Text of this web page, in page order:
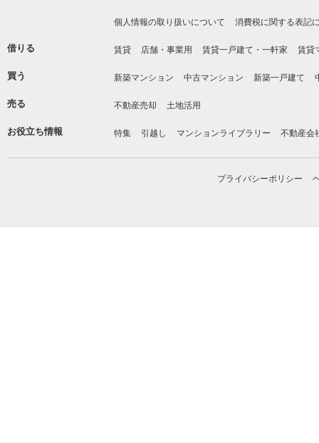
個人情報の取り扱いについて 消費税に関する表記
借りる 賃貸 店舗・事業用 賃貸一戸建て・一軒家 賃貸
買う 新築マンション 中古マンション 新築一戸建て
売る 不動産売却 土地活用
お役立ち情報 特集 引越し マンションライブラリー 不動産会
プライバシーポリシー